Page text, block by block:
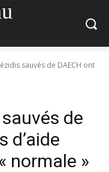
sauvés de DAECH ont
de
d’aide
normale »